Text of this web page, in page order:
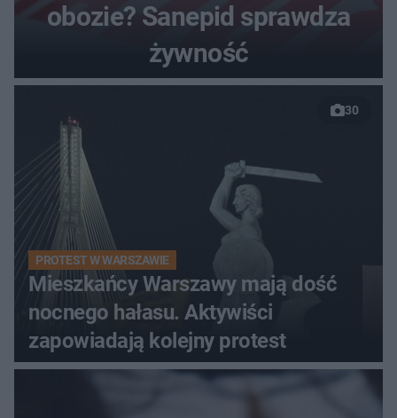
obozie? Sanepid sprawdza
żywność
30
PROTEST W WARSZAWIE
Mieszkańcy Warszawy mają dość
nocnego hałasu. Aktywiści
zapowiadają kolejny protest